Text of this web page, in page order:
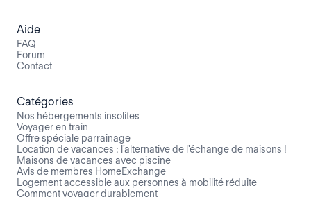
Aide
FAQ
Forum
Contact
Catégories
Nos hébergements insolites
Voyager en train
Offre spéciale parrainage
Location de vacances : l'alternative de l'échange de maisons !
Maisons de vacances avec piscine
Avis de membres HomeExchange
Logement accessible aux personnes à mobilité réduite
Comment voyager durablement